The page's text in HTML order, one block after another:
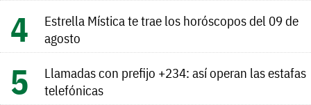
Estrella Mística te trae los horóscopos del 09 de
agosto
Llamadas con prefijo +234: así operan las estafas
telefónicas